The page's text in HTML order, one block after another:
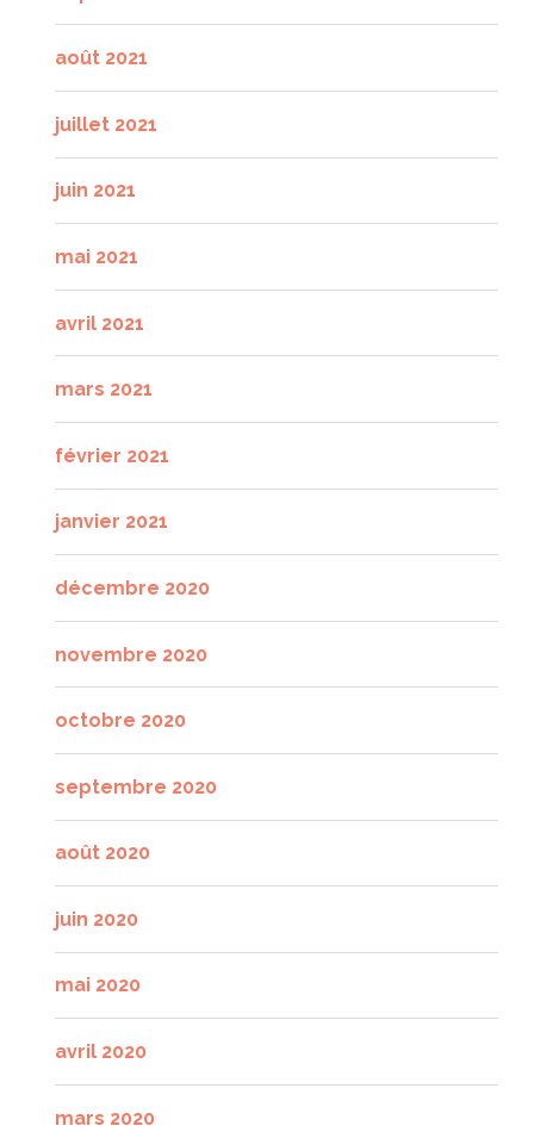
août 2021
juillet 2021
juin 2021
mai 2021
avril 2021
mars 2021
février 2021
janvier 2021
décembre 2020
novembre 2020
octobre 2020
septembre 2020
août 2020
juin 2020
mai 2020
avril 2020
mars 2020